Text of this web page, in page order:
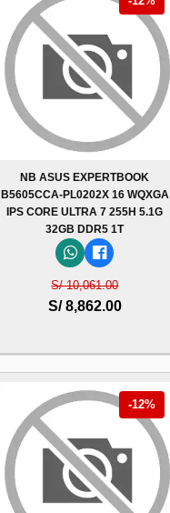
NB ASUS EXPERTBOOK
B5605CCA-PL0202X 16 WQXGA
IPS CORE ULTRA 7 255H 5.1G
32GB DDR5 1T
S/ 10,061.00
S/ 8,862.00
-12%